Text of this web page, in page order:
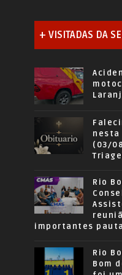
+ VISITADAS DA
nesta
(03/
Rio
importantes
Rio
Bom